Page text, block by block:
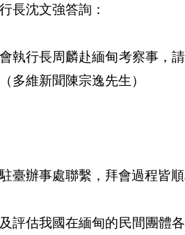
長沈文強答詢：
執行長周麟赴緬甸考察事，
多維新聞陳宗逸先生）
臺辦事處聯繫，拜會過程皆
評估我國在緬甸的民間團體